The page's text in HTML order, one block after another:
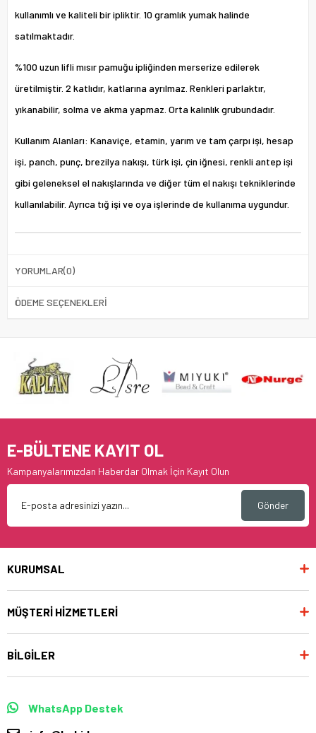
kullanımlı ve kaliteli bir ipliktir. 10 gramlık yumak halinde
satılmaktadır.
%100 uzun lifli mısır pamuğu ipliğinden merserize edilerek
üretilmiştir. 2 katlıdır, katlarına ayrılmaz. Renkleri parlaktır,
yıkanabilir, solma ve akma yapmaz. Orta kalınlık grubundadır.
Kullanım Alanları: Kanaviçe, etamin, yarım ve tam çarpı işi, hesap
işi, panch, punç, brezilya nakışı, türk işi, çin iğnesi, renkli antep işi
gibi geleneksel el nakışlarında ve diğer tüm el nakışı tekniklerinde
kullanılabilir. Ayrıca tığ işi ve oya işlerinde de kullanıma uygundur.
YORUMLAR(0)
ÖDEME SEÇENEKLERI
E-BÜLTENE KAYIT OL
Kampanyalarımızdan Haberdar Olmak İçin Kayıt Olun
Gönder
KURUMSAL
MÜŞTERİ HİZMETLERİ
BİLGİLER
WhatsApp Destek